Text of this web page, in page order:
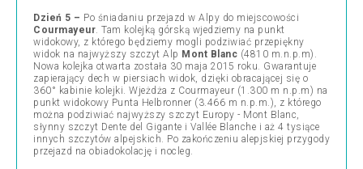
Dzień 5 – Po śniadaniu przejazd w Alpy do miejscowości
Courmayeur. Tam kolejką górską wjedziemy na punkt
widokowy, z którego będziemy mogli podziwiać przepiękny
widok na najwyższy szczyt Alp Mont Blanc (4810 m.n.p.m).
Nowa kolejka otwarta została 30 maja 2015 roku. Gwarantuje
zapierający dech w piersiach widok, dzięki obracającej się o
360° kabinie kolejki. Wjeżdża z Courmayeur (1.300 m n.p.m) na
punkt widokowy Punta Helbronner (3.466 m n.p.m.), z którego
można podziwiać najwyższy szczyt Europy - Mont Blanc,
słynny szczyt Dente del Gigante i Vallée Blanche i aż 4 tysiące
innych szczytów alpejskich. Po zakończeniu alepjskiej przygody
przejazd na obiadokolację i nocleg.